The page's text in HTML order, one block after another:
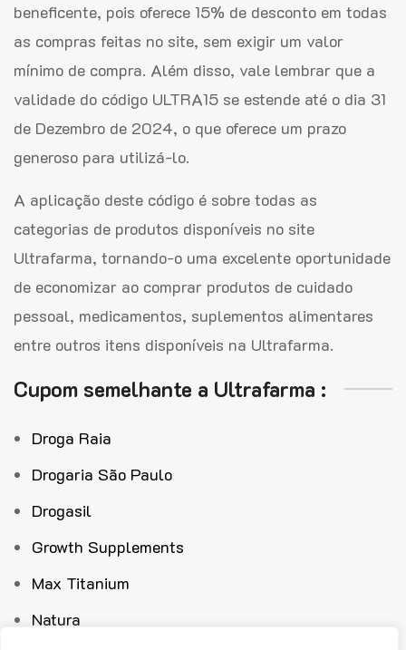
beneficente, pois oferece 15% de desconto em todas
as compras feitas no site, sem exigir um valor
mínimo de compra. Além disso, vale lembrar que a
validade do código ULTRA15 se estende até o dia 31
de Dezembro de 2024, o que oferece um prazo
generoso para utilizá-lo.
A aplicação deste código é sobre todas as
categorias de produtos disponíveis no site
Ultrafarma, tornando-o uma excelente oportunidade
de economizar ao comprar produtos de cuidado
pessoal, medicamentos, suplementos alimentares
entre outros itens disponíveis na Ultrafarma.
Cupom semelhante a Ultrafarma :
Droga Raia
Drogaria São Paulo
Drogasil
Growth Supplements
Max Titanium
Natura